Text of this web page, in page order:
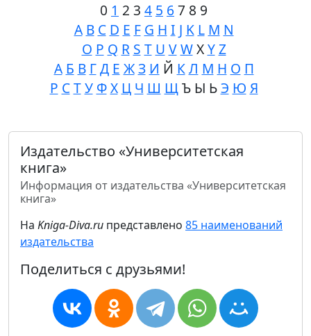
0 1 2 3 4 5 6 7 8 9
A B C D E F G H I J K L M N
O P Q R S T U V WXY Z
А Б В Г Д Е Ж З И Й К Л М Н О П
Р С Т У Ф Х Ц Ч Ш ЩЪ Ы ЬЭ Ю Я
Издательство «Университетская
книга»
Информация от издательства «Университетская
книга»
На Kniga-Diva.ru представлено 85 наименований
издательства
Поделиться с друзьями!